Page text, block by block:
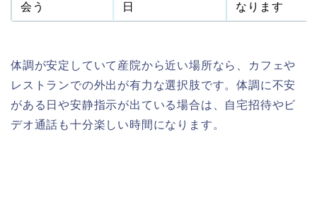
会う
日
なります
体調が安定していて産院から近い場所なら、カフェや
レストランでの外出が有力な選択肢です。体調に不安
がある日や安静指示が出ている場合は、自宅招待やビ
デオ通話も十分楽しい時間になります。